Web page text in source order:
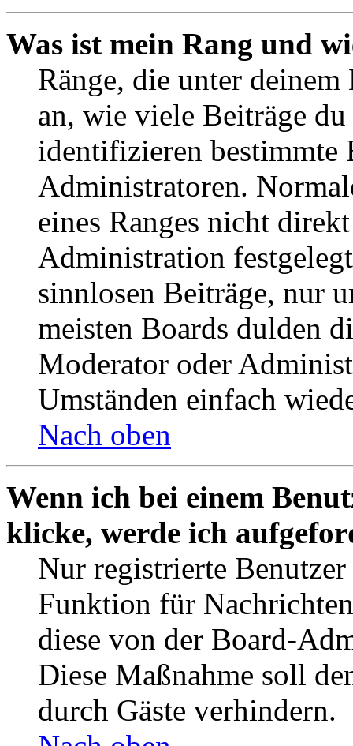
Was ist mein Rang und
Ränge, die unter deinem
an, wie viele Beiträge
identifizieren bestimmte
Administratoren.
eines Ranges nicht
Administration
sinnlosen Beiträge, nur
meisten Boards dulden
Moderator oder
Umständen einfach
Nach oben
Wenn ich bei einem
klicke, werde ich
Nur registrierte
Funktion für
diese von der Board-
Diese Maßnahme soll
durch Gäste verhindern.